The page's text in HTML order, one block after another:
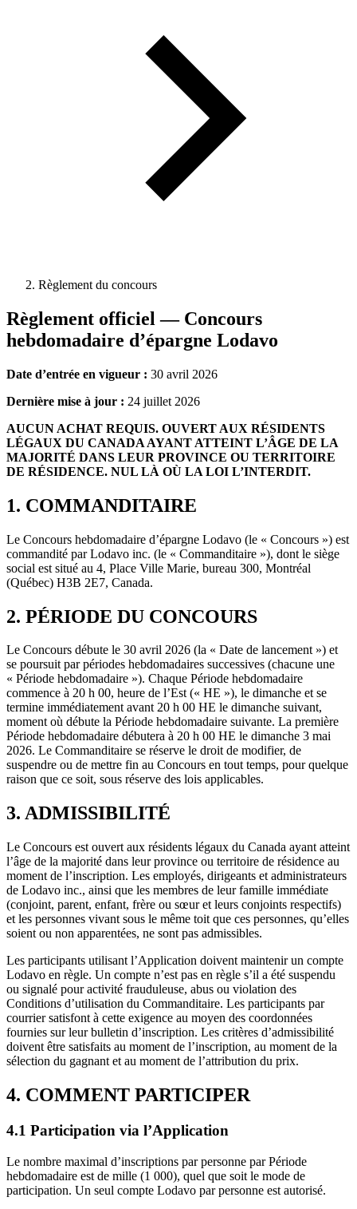
Règlement du concours
Règlement officiel — Concours
hebdomadaire d’épargne Lodavo
Date d’entrée en vigueur : 30 avril 2026
Dernière mise à jour : 24 juillet 2026
AUCUN ACHAT REQUIS. OUVERT AUX RÉSIDENTS
LÉGAUX DU CANADA AYANT ATTEINT L’ÂGE DE LA
MAJORITÉ DANS LEUR PROVINCE OU TERRITOIRE
DE RÉSIDENCE. NUL LÀ OÙ LA LOI L’INTERDIT.
1. COMMANDITAIRE
Le Concours hebdomadaire d’épargne Lodavo (le « Concours ») est
commandité par Lodavo inc. (le « Commanditaire »), dont le siège
social est situé au 4, Place Ville Marie, bureau 300, Montréal
(Québec) H3B 2E7, Canada.
2. PÉRIODE DU CONCOURS
Le Concours débute le 30 avril 2026 (la « Date de lancement ») et
se poursuit par périodes hebdomadaires successives (chacune une
« Période hebdomadaire »). Chaque Période hebdomadaire
commence à 20 h 00, heure de l’Est (« HE »), le dimanche et se
termine immédiatement avant 20 h 00 HE le dimanche suivant,
moment où débute la Période hebdomadaire suivante. La première
Période hebdomadaire débutera à 20 h 00 HE le dimanche 3 mai
2026. Le Commanditaire se réserve le droit de modifier, de
suspendre ou de mettre fin au Concours en tout temps, pour quelque
raison que ce soit, sous réserve des lois applicables.
3. ADMISSIBILITÉ
Le Concours est ouvert aux résidents légaux du Canada ayant atteint
l’âge de la majorité dans leur province ou territoire de résidence au
moment de l’inscription. Les employés, dirigeants et administrateurs
de Lodavo inc., ainsi que les membres de leur famille immédiate
(conjoint, parent, enfant, frère ou sœur et leurs conjoints respectifs)
et les personnes vivant sous le même toit que ces personnes, qu’elles
soient ou non apparentées, ne sont pas admissibles.
Les participants utilisant l’Application doivent maintenir un compte
Lodavo en règle. Un compte n’est pas en règle s’il a été suspendu
ou signalé pour activité frauduleuse, abus ou violation des
Conditions d’utilisation du Commanditaire. Les participants par
courrier satisfont à cette exigence au moyen des coordonnées
fournies sur leur bulletin d’inscription. Les critères d’admissibilité
doivent être satisfaits au moment de l’inscription, au moment de la
sélection du gagnant et au moment de l’attribution du prix.
4. COMMENT PARTICIPER
4.1 Participation via l’Application
Le nombre maximal d’inscriptions par personne par Période
hebdomadaire est de mille (1 000), quel que soit le mode de
participation. Un seul compte Lodavo par personne est autorisé.